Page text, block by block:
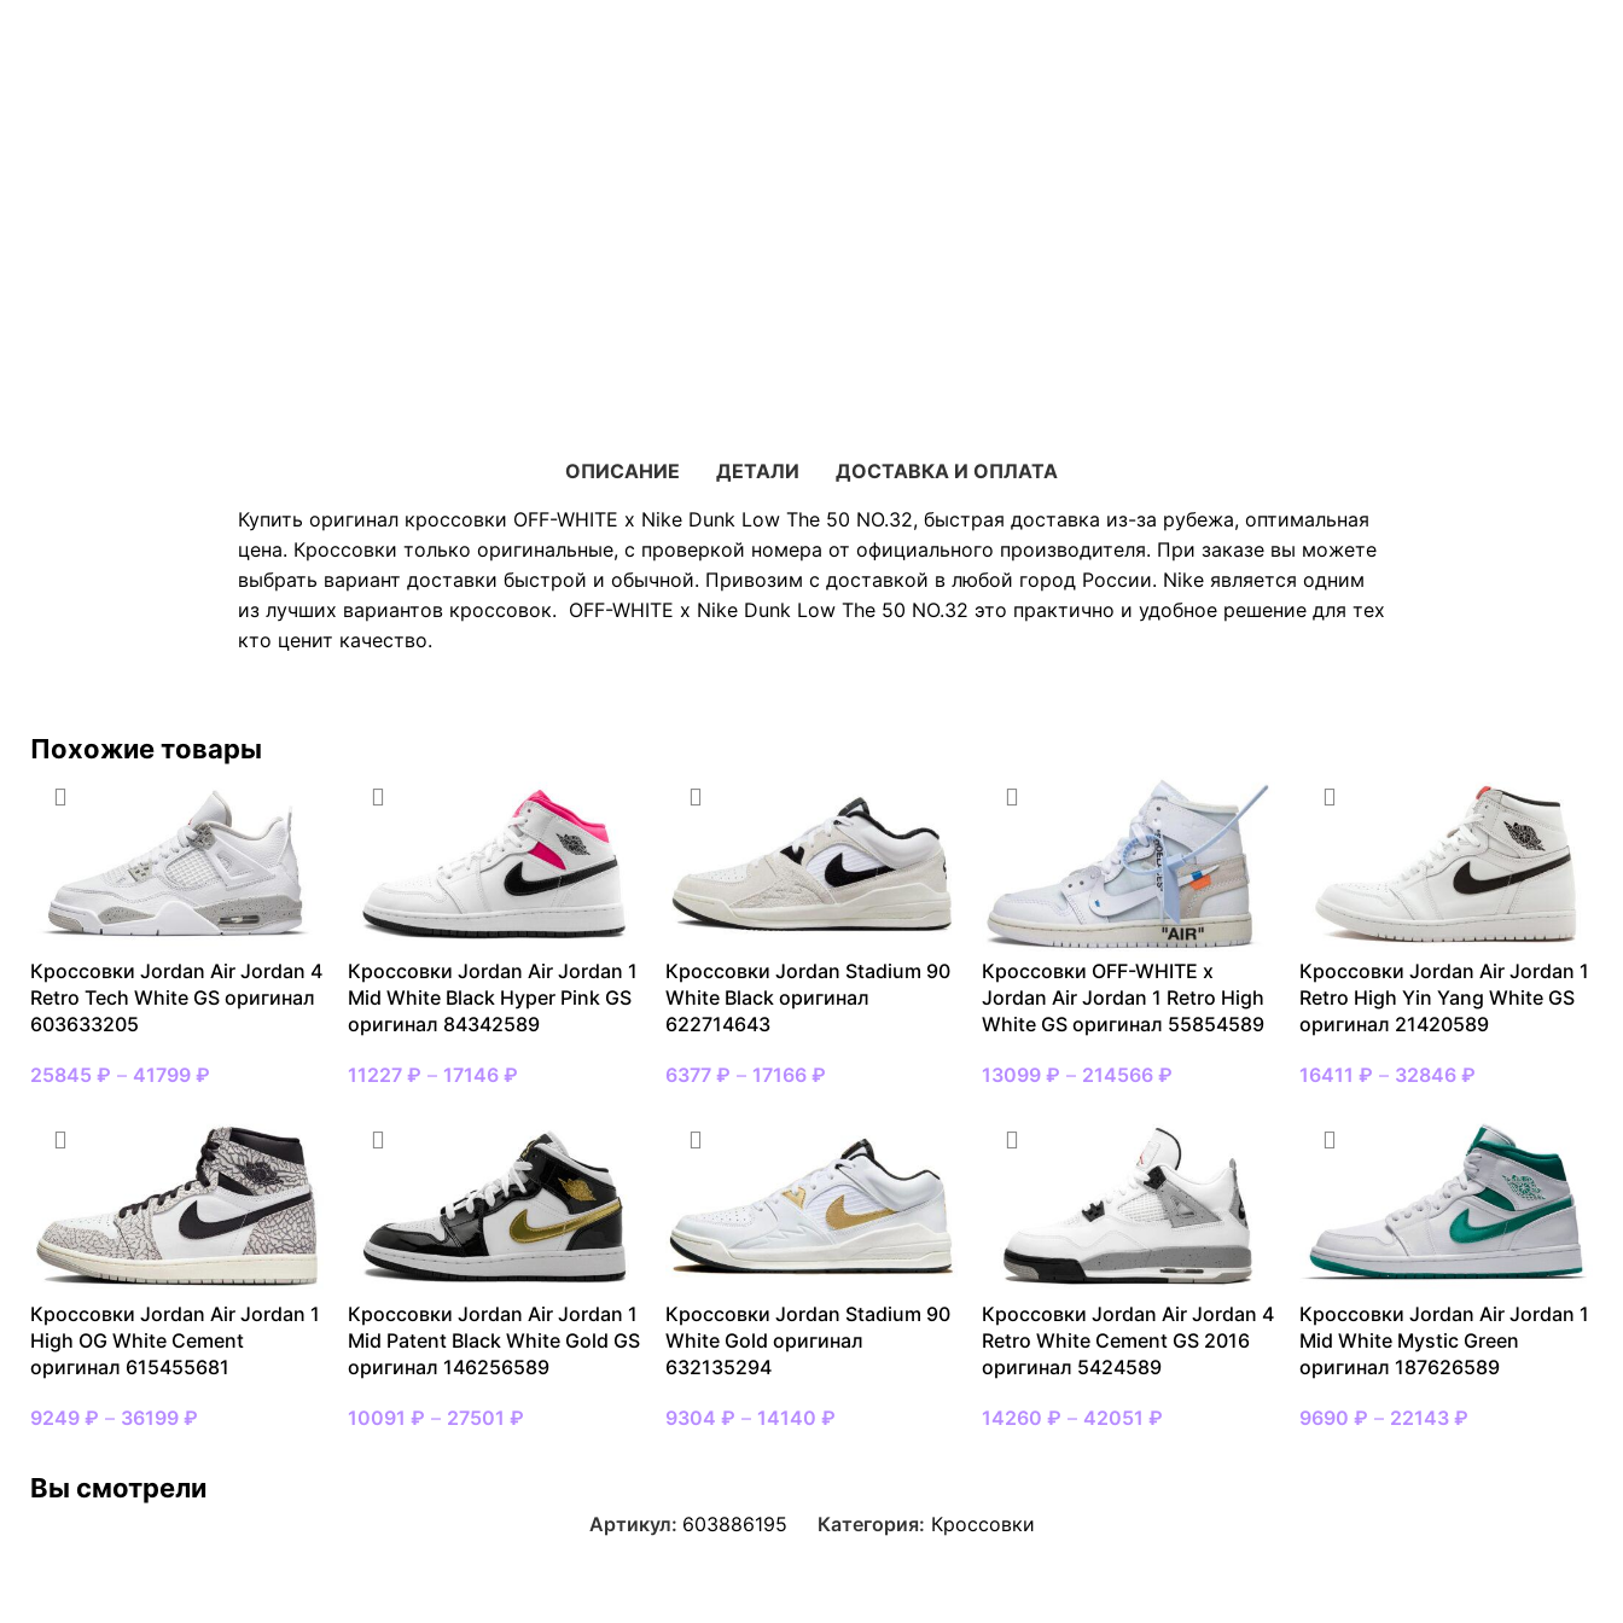
ОПИСАНИЕ ДЕТАЛИ
ДОСТАВКА И ОПЛАТА
Купить оригинал кроссовки OFF-WHITE x Nike Dunk Low The 50 NO.32, быстрая доставка из-за рубежа, оптимальная
цена. Кроссовки только оригинальные, с проверкой номера от официального производителя. При заказе вы можете
выбрать вариант доставки быстрой и обычной. Привозим с доставкой в любой город России. Nike является одним
из лучших вариантов кроссовок. OFF-WHITE x Nike Dunk Low The 50 NO.32 это практично и удобное решение для тех
кто ценит качество.
Похожие товары
Кроссовки Jordan Air Jordan 4
Retro Tech White GS оригинал
603633205
25845 ₽ – 41799 ₽
Кроссовки Jordan Air Jordan 1
Mid White Black Hyper Pink GS
оригинал 84342589
11227 ₽ – 17146 ₽
Кроссовки Jordan Stadium 90
White Black оригинал
622714643
6377 ₽ – 17166 ₽
Кроссовки OFF-WHITE x
Jordan Air Jordan 1 Retro High
White GS оригинал 55854589
13099₽ – 214566₽
Кроссовки Jordan Air Jordan 1
Retro High Yin Yang White GS
оригинал 21420589
16411₽ – 32846₽
Кроссовки Jordan Air Jordan 1
High OG White Cement
оригинал 615455681
9249 ₽ – 36199 ₽
Кроссовки Jordan Air Jordan 1
Mid Patent Black White Gold GS
оригинал 146256589
10091 ₽ – 27501 ₽
Кроссовки Jordan Stadium 90
White Gold оригинал
632135294
9304 ₽ – 14140 ₽
Кроссовки Jordan Air Jordan 4
Retro White Cement GS 2016
оригинал 5424589
14260₽ – 42051₽
Кроссовки Jordan Air Jordan 1
Mid White Mystic Green
оригинал 187626589
9690₽ – 22143₽
Вы смотрели
Артикул: 603886195 Категория: Кроссовки